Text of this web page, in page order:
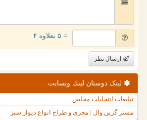
= ۵ بعلاوه ۴
ارسال نظر
لینک دوستان لینك وبسایت
تبلیغات انتخابات مجلس
مستر گرین وال | مجری و طراح انواع دیوار سبز